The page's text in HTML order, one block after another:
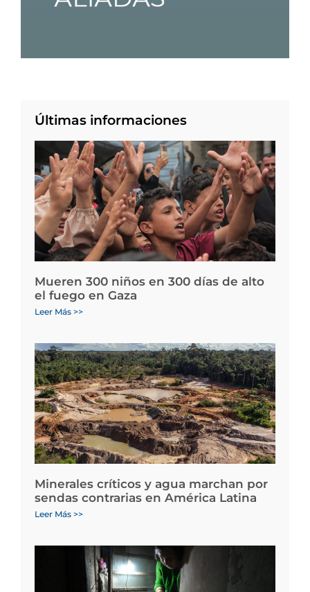
Últimas informaciones
Mueren 300 niños en 300 días de alto
el fuego en Gaza
Leer Más >>
Minerales críticos y agua marchan por
sendas contrarias en América Latina
Leer Más >>